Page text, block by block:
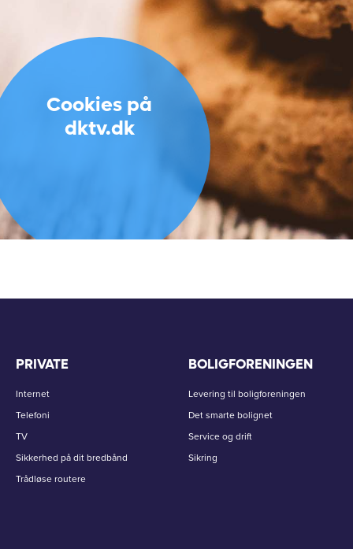
Cookies på
dktv.dk
PRIVATE
Internet
Telefoni
TV
Sikkerhed på dit bredbånd
Trådløse routere
BOLIGFORENINGEN
Levering til boligforeningen
Det smarte bolignet
Service og drift
Sikring